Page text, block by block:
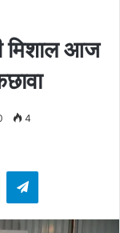
मिशाल आज
4
WhatsAppTelegram